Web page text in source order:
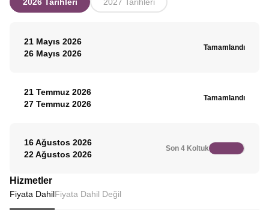
yılında kurularak, zaman içinde birçok çariçe
rağmen rahibeler bu karara engel olmayı
başarmışlardır. Gezi kapsamında ve manastırın
Moskova otelimizde.
yıllar içinde daha birçok ünlüyü ağırlamış.
otelimizde.
21 Mayıs 2026
26 Mayıs 2026
Tamamlandı
21 Temmuz 2026
27 Temmuz 2026
Tamamlandı
16 Ağustos 2026
22 Ağustos 2026
Son 4 Koltuk
Hizmetler
Fiyata DahilFiyata Dahil Değil